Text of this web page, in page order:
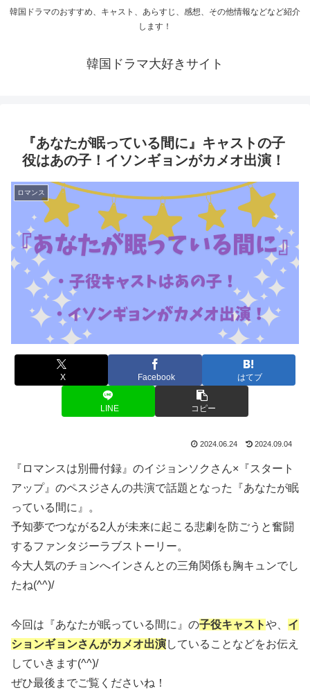
韓国ドラマのおすすめ、キャスト、あらすじ、感想、その他情報などなど紹介
します！
韓国ドラマ大好きサイト
『あなたが眠っている間に』キャストの子
役はあの子！イソンギョンがカメオ出演！
ロマンス
X Facebook はてブ
LINE コピー
2024.06.24 2024.09.04
『ロマンスは別冊付録』のイジョンソクさん×『スタート
アップ』のペスジさんの共演で話題となった『あなたが眠
っている間に』。
予知夢でつながる2人が未来に起こる悲劇を防ごうと奮闘
するファンタジーラブストーリー。
今大人気のチョンへインさんとの三角関係も胸キュンでし
たね(^^)/
今回は『あなたが眠っている間に』の子役キャストや、 イ
ションギョンさんがカメオ出演していることなどをお伝え
していきます(^^)/
ぜひ最後までご覧くださいね！